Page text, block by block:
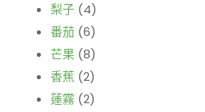
梨子 (4)
番茄 (6)
芒果 (8)
香蕉 (2)
蓮霧 (2)